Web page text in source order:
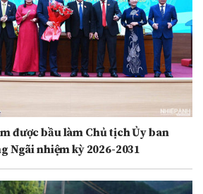
được bầu làm Chủ tịch Ủy ban
Ngãi nhiệm kỳ 2026-2031